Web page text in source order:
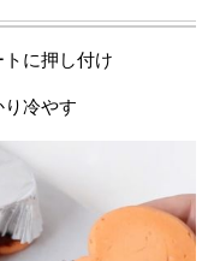
に押し付け
冷やす